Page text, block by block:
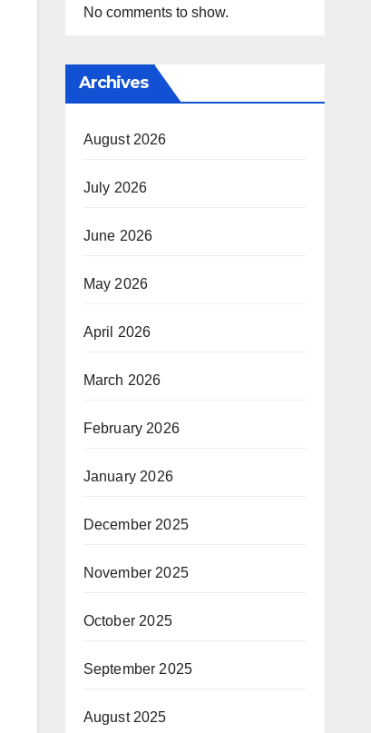
No comments to show.
Archives
August 2026
July 2026
June 2026
May 2026
April 2026
March 2026
February 2026
January 2026
December 2025
November 2025
October 2025
September 2025
August 2025